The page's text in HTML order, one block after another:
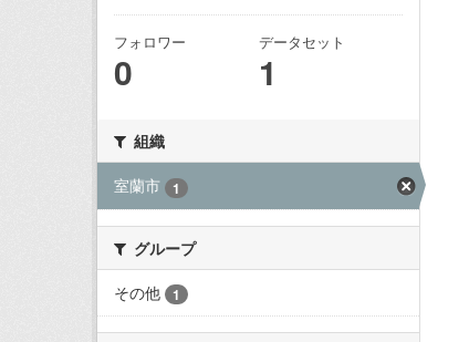
フォロワー
0
データセット
1
組織
室蘭市
1
グループ
その他
1